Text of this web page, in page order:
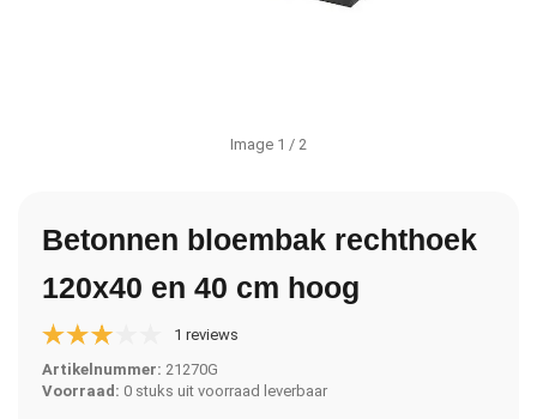
Image 1 / 2
Betonnen bloembak rechthoek
120x40 en 40 cm hoog
1 reviews
Artikelnummer: 21270G
Voorraad: 0 stuks uit voorraad leverbaar